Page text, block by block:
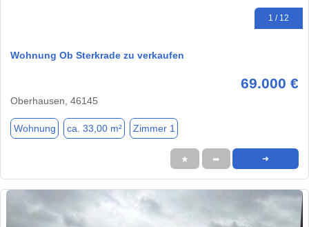
1 / 12
Wohnung Ob Sterkrade zu verkaufen
69.000 €
Oberhausen, 46145
Wohnung ca. 33,00 m² Zimmer 1
★ ➦ ➜